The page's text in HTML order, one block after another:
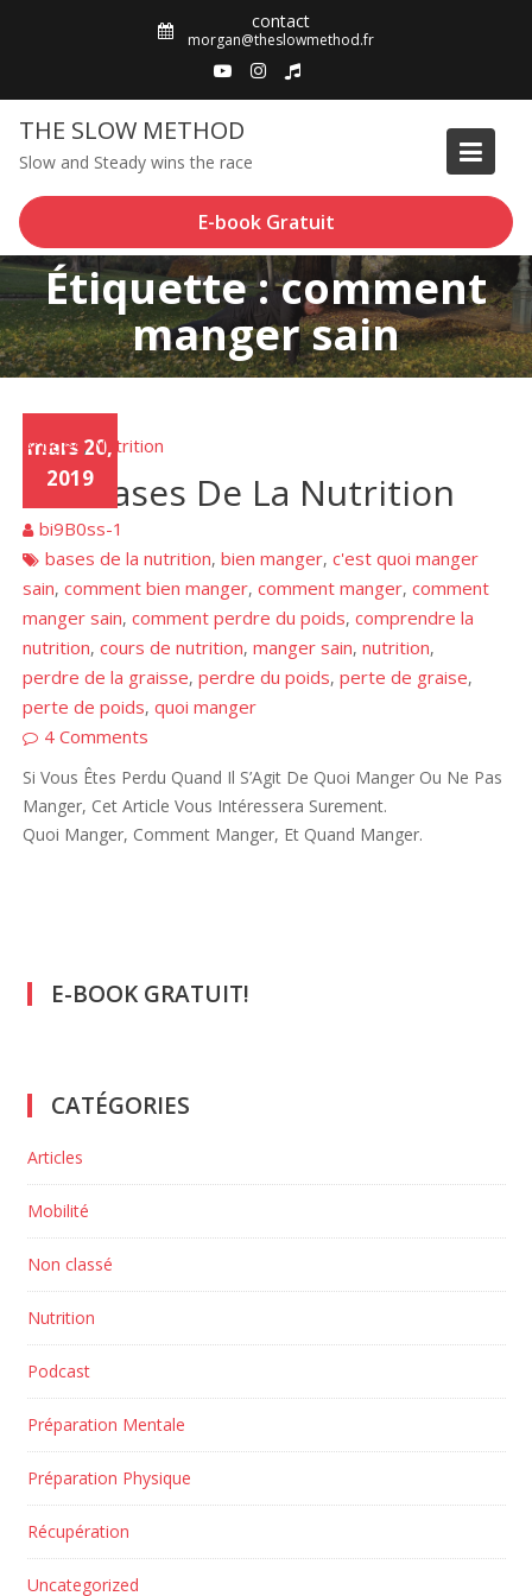
contact
morgan@theslowmethod.fr
THE SLOW METHOD
Slow and Steady wins the race
E-book Gratuit
Étiquette : comment
manger sain
mars 20,
2019
Articles ,Nutrition
Les Bases De La Nutrition
bi9B0ss-1
bases de la nutrition,bien manger,c'est quoi manger
sain,comment bien manger,comment manger,comment
manger sain,comment perdre du poids,comprendre la
nutrition,cours de nutrition,manger sain,nutrition,
perdre de la graisse,perdre du poids,perte de graise,
perte de poids,quoi manger
4 Comments
Si Vous Êtes Perdu Quand Il S’Agit De Quoi Manger Ou Ne Pas
Manger, Cet Article Vous Intéressera Surement.
Quoi Manger, Comment Manger, Et Quand Manger.
E-BOOK GRATUIT!
CATÉGORIES
Articles
Mobilité
Non classé
Nutrition
Podcast
Préparation Mentale
Préparation Physique
Récupération
Uncategorized